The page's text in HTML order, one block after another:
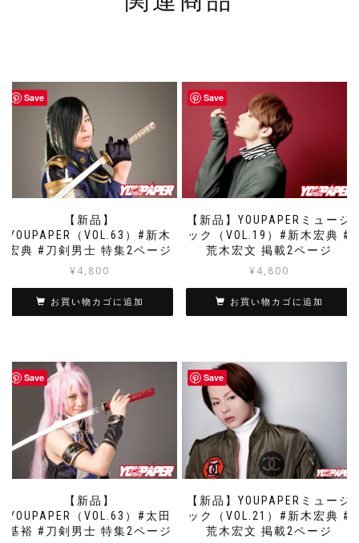
Save
【新品】
YOUPAPER（VOL.63）#新木
宏典 #刀剣男士 特集2ページ
¥4,800
お買い物カゴに追加
Save
【新品】YOUPAPERミュージ
ック（VOL.19）#新木宏典 #
荒木宏文 掲載2ページ
¥4,800
お買い物カゴに追加
Save
【新品】
YOUPAPER（VOL.63）#太田
基裕 #刀剣男士 特集2ページ
Save
【新品】YOUPAPERミュージ
ック（VOL.21）#新木宏典 #
荒木宏文 掲載2ページ